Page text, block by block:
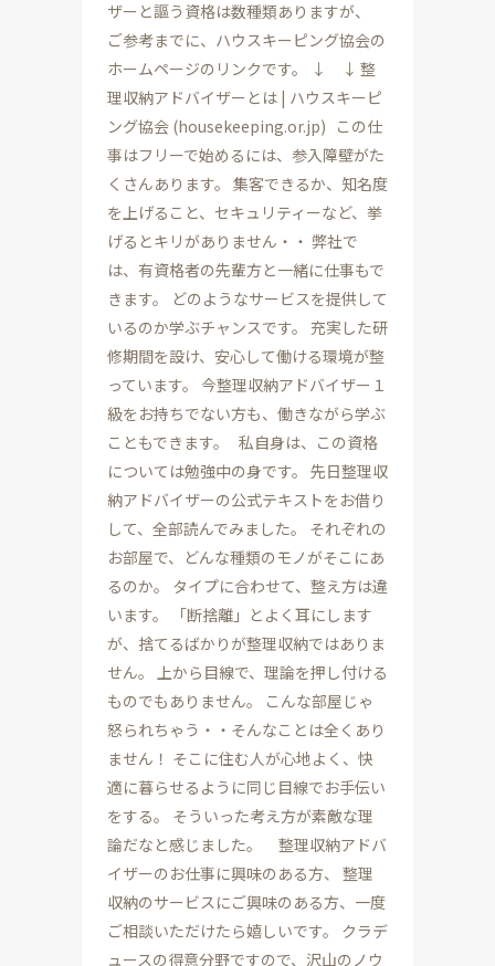
ザーと謳う資格は数種類ありますが、
ご参考までに、ハウスキーピング協会の
ホームページのリンクです。 ↓ ↓ 整
理収納アドバイザーとは | ハウスキーピ
ング協会 (housekeeping.or.jp) この仕
事はフリーで始めるには、参入障壁がた
くさんあります。 集客できるか、知名度
を上げること、セキュリティーなど、挙
げるとキリがありません・・ 弊社で
は、有資格者の先輩方と一緒に仕事もで
きます。 どのようなサービスを提供して
いるのか学ぶチャンスです。 充実した研
修期間を設け、安心して働ける環境が整
っています。 今整理収納アドバイザー１
級をお持ちでない方も、働きながら学ぶ
こともできます。 私自身は、この資格
については勉強中の身です。 先日整理収
納アドバイザーの公式テキストをお借り
して、全部読んでみました。 それぞれの
お部屋で、どんな種類のモノがそこにあ
るのか。 タイプに合わせて、整え方は違
います。 「断捨離」とよく耳にします
が、捨てるばかりが整理収納ではありま
せん。 上から目線で、理論を押し付ける
ものでもありません。 こんな部屋じゃ
怒られちゃう・・そんなことは全くあり
ません！ そこに住む人が心地よく、快
適に暮らせるように同じ目線でお手伝い
をする。 そういった考え方が素敵な理
論だなと感じました。 整理収納アドバ
イザーのお仕事に興味のある方、 整理
収納のサービスにご興味のある方、一度
ご相談いただけたら嬉しいです。 クラデ
ュースの得意分野ですので、沢山のノウ